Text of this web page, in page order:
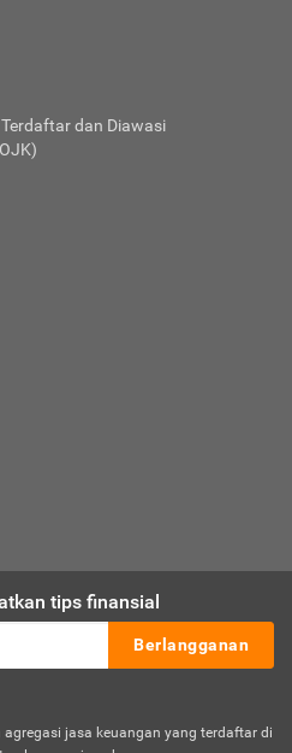
Terdaftar dan Diawasi
tips finansial
Berlangganan
jasa keuangan yang terdaftar di